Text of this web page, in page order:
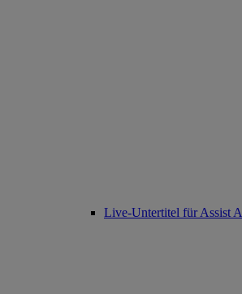
Live-Untertitel für Assist